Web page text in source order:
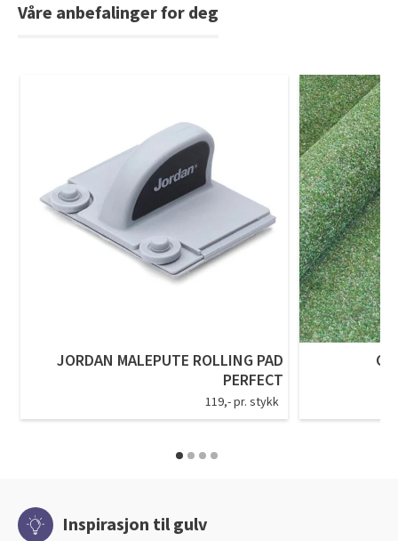
Våre anbefalinger for deg
JORDAN MALEPUTE ROLLING PAD
PERFECT
119,- pr. stykk
Inspirasjon til gulv